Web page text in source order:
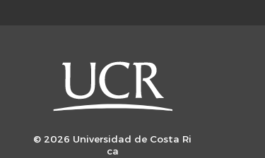
© 2026 Universidad de Costa Ri
ca